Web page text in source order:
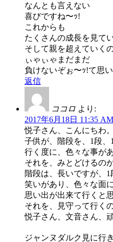
なんとも言えない
喜びですね〜ｯ!
これからも
たくさんの成長を見て
そして親を超えていく
ぃゃぃゃまだまだ
負けないぞぉ〜ｯ!て思い
返信
ココロ より:
2017年6月18日 11:35 AM
悦子さん、こんにちわ。
子供が、階段を、1段、
行く度に、色々な事が
それを、みとどけるの
階段は、長いですが、1
笑いがあり、色々な面
思い出が出来て行くと
それを、見守って行く
悦子さん、文音さん、
ジャンヌダルク見に行